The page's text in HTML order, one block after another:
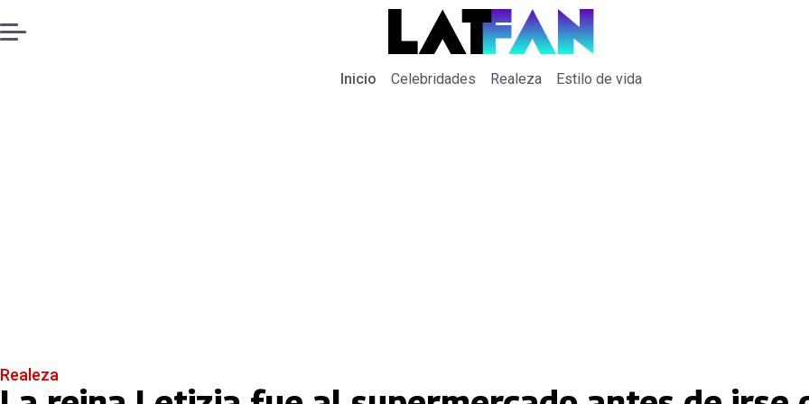
Inicio Celebridades Realeza Estilo de vida
Realeza